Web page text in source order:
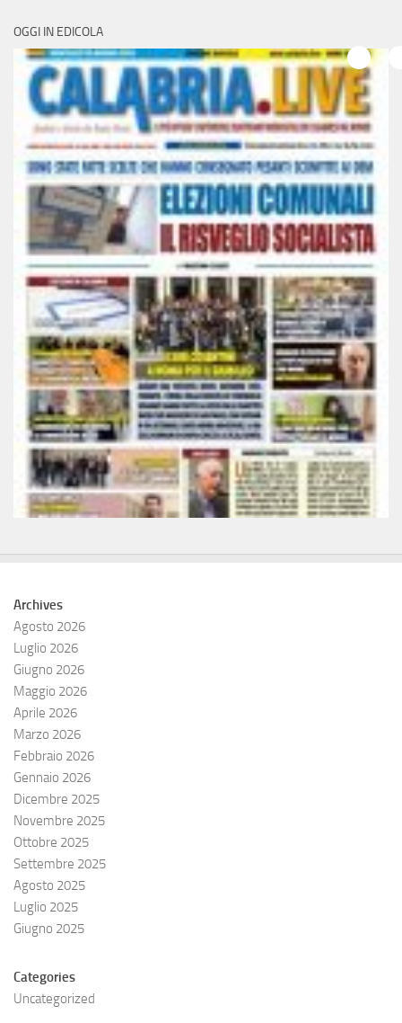
OGGI IN EDICOLA
Archives
Agosto 2026
Luglio 2026
Giugno 2026
Maggio 2026
Aprile 2026
Marzo 2026
Febbraio 2026
Gennaio 2026
Dicembre 2025
Novembre 2025
Ottobre 2025
Settembre 2025
Agosto 2025
Luglio 2025
Giugno 2025
Categories
Uncategorized